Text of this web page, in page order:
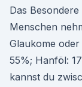
Das
Menschen
Glaukome
55%; Hanföl:
kannst du